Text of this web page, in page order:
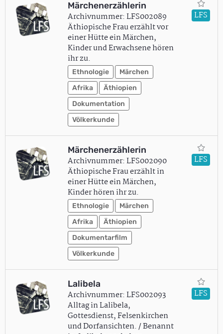
Märchenerzählerin
Archivnummer: LFS002089
Äthiopische Frau erzählt vor
einer Hütte ein Märchen,
Kinder und Erwachsene hören
ihr zu.
Ethnologie
Märchen
Afrika
Äthiopien
Dokumentation
Völkerkunde
LFS
Märchenerzählerin
Archivnummer: LFS002090
Äthiopische Frau erzählt in
einer Hütte ein Märchen,
Kinder hören ihr zu.
Ethnologie
Märchen
Afrika
Äthiopien
Dokumentarfilm
Völkerkunde
LFS
Lalibela
Archivnummer: LFS002093
Alltag in Lalibela,
Gottesdienst, Felsenkirchen
und Dorfansichten. / Benannt
LFS